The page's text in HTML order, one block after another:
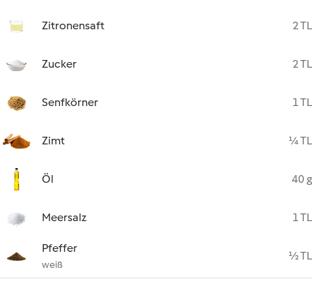
Zitronensaft 2 TL
Zucker 2 TL
Senfkörner 1 TL
Zimt ¼ TL
Öl 40 g
Meersalz 1 TL
Pfeffer
weiß
½ TL